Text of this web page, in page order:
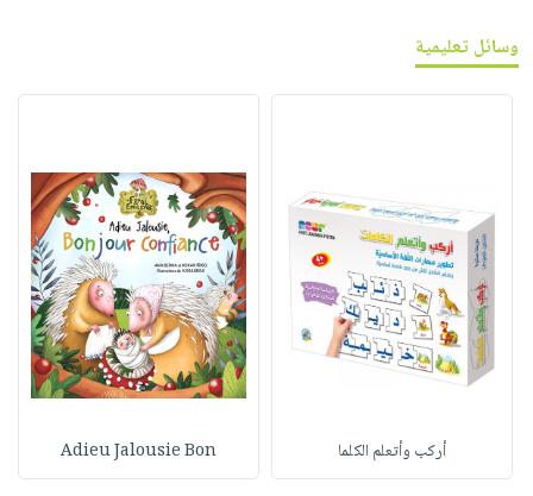
وسائل تعليمية
أركب وأتعلم الكلما Adieu Jalousie Bon